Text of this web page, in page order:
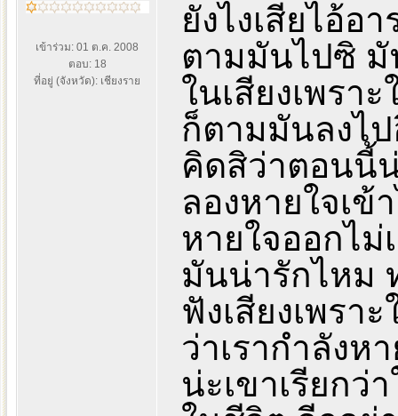
เข้าร่วม: 01 ต.ค. 2008
ตอบ: 18
ที่อยู่ (จังหวัด): เชียงราย
ยังไงเสียไอ้
ตามมันไปซิ มั
ในเสียงเพรา
ก็ตามมันลงไ
คิดสิว่าตอนนี้
ลองหายใจเข้
หายใจออกไ
มันน่ารักไหม
ฟังเสียงเพรา
ว่าเรากำลังห
น่ะเขาเรียกว่